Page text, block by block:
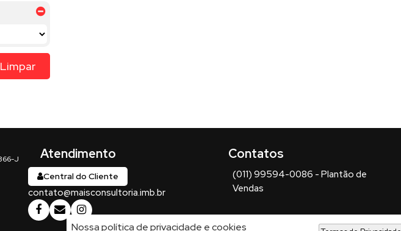
Nossa política de privacidade e cookies
Limpar
Central do Cliente
contato@maisconsultoria.imb.br
(011) 99594-0086 - Plantão de
Vendas